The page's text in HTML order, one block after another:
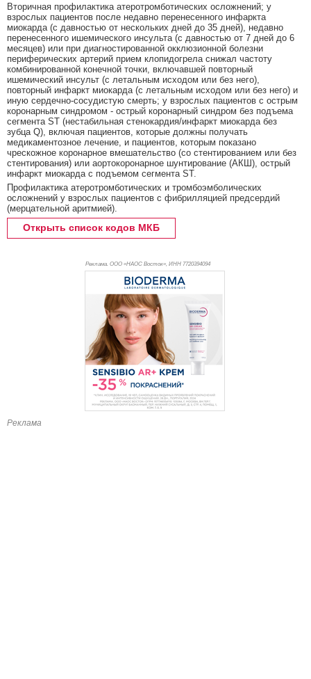
Вторичная профилактика атеротромботических осложнений; у
взрослых пациентов после недавно перенесенного инфаркта
миокарда (с давностью от нескольких дней до 35 дней), недавно
перенесенного ишемического инсульта (с давностью от 7 дней до 6
месяцев) или при диагностированной окклюзионной болезни
периферических артерий прием клопидогрела снижал частоту
комбинированной конечной точки, включавшей повторный
ишемический инсульт (с летальным исходом или без него),
повторный инфаркт миокарда (с летальным исходом или без него) и
иную сердечно-сосудистую смерть; у взрослых пациентов с острым
коронарным синдромом - острый коронарный синдром без подъема
сегмента ST (нестабильная стенокардия/инфаркт миокарда без
зубца Q), включая пациентов, которые должны получать
медикаментозное лечение, и пациентов, которым показано
чрескожное коронарное вмешательство (со стентированием или без
стентирования) или аортокоронарное шунтирование (АКШ), острый
инфаркт миокарда с подъемом сегмента ST.
Профилактика атеротромботических и тромбоэмболических
осложнений у взрослых пациентов с фибрилляцией предсердий
(мерцательной аритмией).
Открыть список кодов МКБ
Реклама. ООО «НАОС Восток», ИНН 7720394094
Реклама